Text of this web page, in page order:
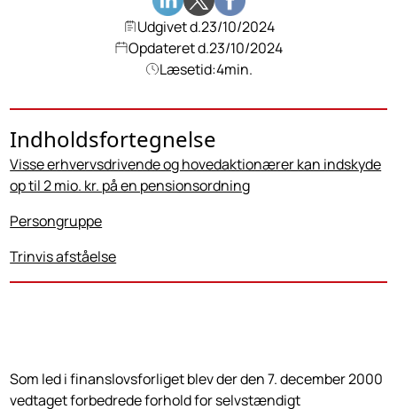
Udgivet d.23/10/2024
Opdateret d.23/10/2024
Læsetid:4min.
Indholdsfortegnelse
Visse erhvervsdrivende og hovedaktionærer kan indskyde
op til 2 mio. kr. på en pensionsordning
Persongruppe
Trinvis afståelse
Som led i finanslovsforliget blev der den 7. december 2000
vedtaget forbedrede forhold for selvstændigt